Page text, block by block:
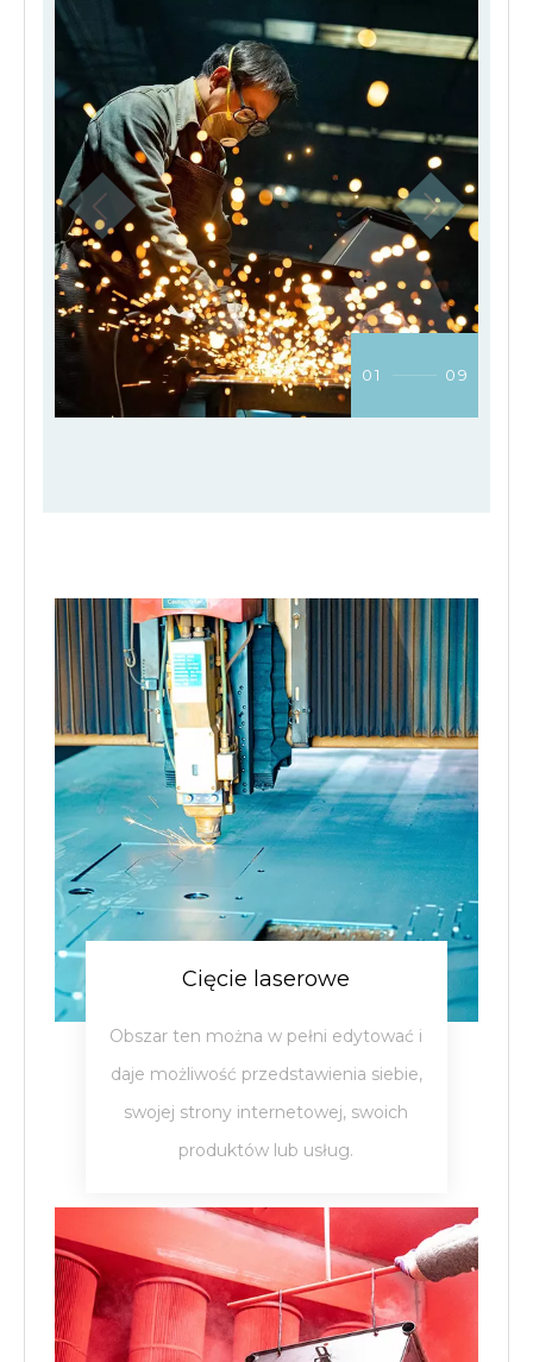
01 09
Cięcie laserowe
Obszar ten można w pełni edytować i
daje możliwość przedstawienia siebie,
swojej strony internetowej, swoich
produktów lub usług.